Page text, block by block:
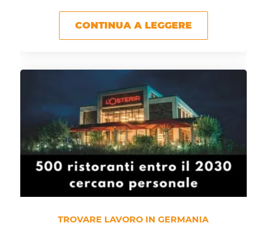
CONTINUA A LEGGERE
TROVARE LAVORO IN GERMANIA